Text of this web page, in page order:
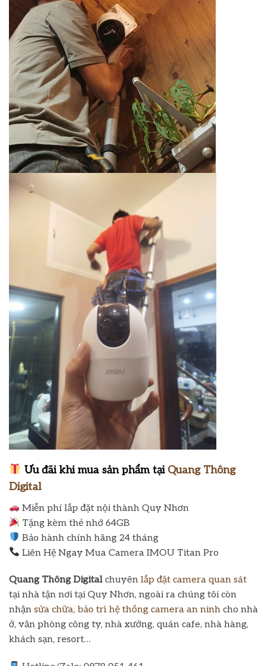
Ưu đãi khi mua sản phẩm tại Quang Thông
Digital
Miễn phí lắp đặt nội thành Quy Nhơn
Tặng kèm thẻ nhớ 64GB
Bảo hành chính hãng 24 tháng
Liên Hệ Ngay Mua Camera IMOU Titan Pro
Quang Thông Digital chuyên lắp đặt camera quan sát
tại nhà tận nơi tại Quy Nhơn, ngoài ra chúng tôi còn
nhận sửa chữa, bảo trì hệ thống camera an ninh cho nhà
ở, văn phòng công ty, nhà xưởng, quán cafe, nhà hàng,
khách sạn, resort…